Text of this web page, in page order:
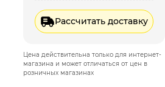
Рассчитать доставку
Цена действительна только для интернет-
магазина и может отличаться от цен в
розничных магазинах